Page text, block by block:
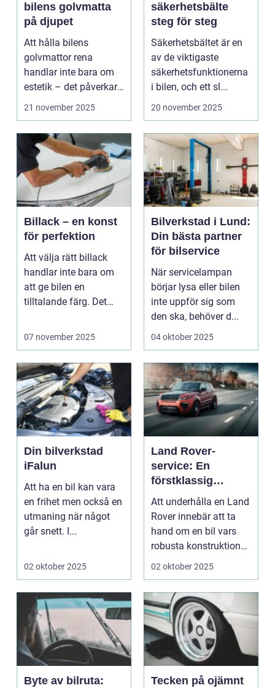
bilens golvmatta
på djupet
Att hålla bilens
golvmattor rena
handlar inte bara om
estetik – det påverkar
ä...
21 november 2025
säkerhetsbälte
steg för steg
Säkerhetsbältet är en
av de viktigaste
säkerhetsfunktionerna
i bilen, och ett sl...
20 november 2025
Billack – en konst
för perfektion
Att välja rätt billack
handlar inte bara om
att ge bilen en
tilltalande färg. Det
07 november 2025
Bilverkstad i Lund:
Din bästa partner
för bilservice
När servicelampan
börjar lysa eller bilen
inte uppför sig som
den ska, behöver d...
04 oktober 2025
Din bilverkstad
iFalun
Att ha en bil kan vara
en frihet men också en
utmaning när något
går snett. I...
02 oktober 2025
Land Rover-
service: En
förstklassig
upplevelse för din
bil
Att underhålla en Land
Rover innebär att ta
hand om en bil vars
robusta konstruktion
och ...
02 oktober 2025
Byte av bilruta:
Tecken på ojämnt